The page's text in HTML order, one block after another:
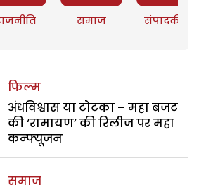
समाज संपादकीय
फिल्म
अंधविश्वास या टोटका – महा बजट
की ‘रामायण’ की रिलीज पर महा
कन्फ्यूजन
समाज